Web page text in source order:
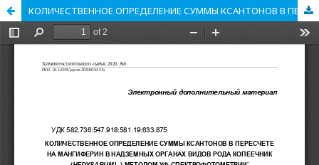
КОЛИЧЕСТВЕННОЕ ОПРЕДЕЛЕНИЕ СУММЫ КСАНТОНОВ В ПЕРЕСЧЕТЕ НА МАНГИФЕРИН В НАДЗЕМНЫХ ОРГАНАХ ВИДОВ РОДА КОПЕЕЧНИК (HEDYSARUM L.) МЕТОДОМ УФ-СПЕКТРОФОТОМЕТРИИ